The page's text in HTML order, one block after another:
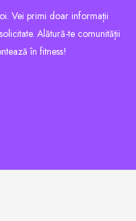
Vei primi doar informații
Alătură-te comunității
în fitness!